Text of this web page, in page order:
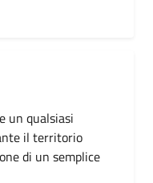
un qualsiasi
il territorio
di un semplice